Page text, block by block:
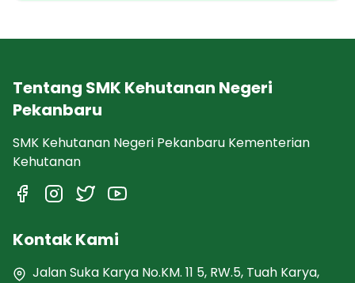
Tentang SMK Kehutanan Negeri
Pekanbaru
SMK Kehutanan Negeri Pekanbaru Kementerian
Kehutanan
Kontak Kami
Jalan Suka Karya No.KM. 11 5, RW.5, Tuah Karya,